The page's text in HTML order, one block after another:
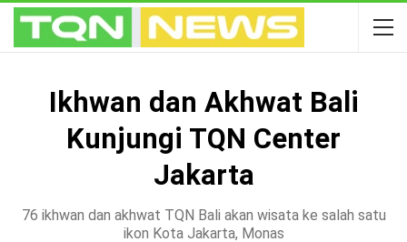
Ikhwan dan Akhwat Bali
Kunjungi TQN Center
Jakarta
76 ikhwan dan akhwat TQN Bali akan wisata ke salah satu
ikon Kota Jakarta, Monas